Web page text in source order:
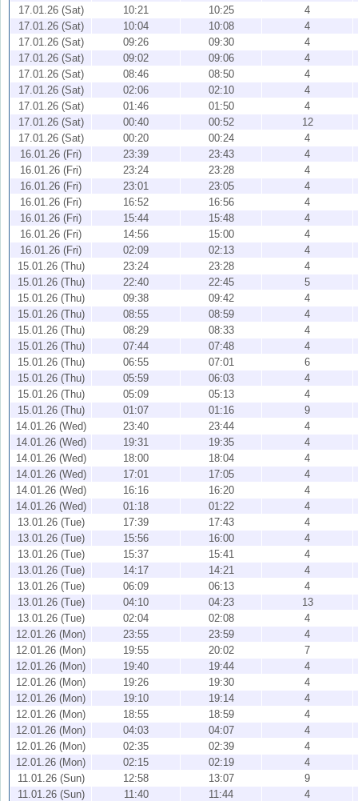
17.01.26 (Sat) 10:21 10:25
4
17.01.26 (Sat)
10:04 10:08
4
17.01.26 (Sat)
09:26 09:30
4
17.01.26 (Sat)
09:02 09:06
4
17.01.26 (Sat)
08:46 08:50
4
17.01.26 (Sat)
02:06 02:10
4
17.01.26 (Sat)
01:46 01:50
4
17.01.26 (Sat)
00:40 00:52
12
17.01.26 (Sat)
00:20 00:24
4
16.01.26 (Fri)
23:39 23:43
4
16.01.26 (Fri)
23:24 23:28
4
16.01.26 (Fri)
23:01 23:05
4
16.01.26 (Fri)
16:52 16:56
4
16.01.26 (Fri)
15:44 15:48
4
16.01.26 (Fri)
14:56 15:00
4
16.01.26 (Fri)
02:09 02:13
4
15.01.26 (Thu)
23:24 23:28
4
15.01.26 (Thu)
22:40 22:45
5
15.01.26 (Thu)
09:38 09:42
4
15.01.26 (Thu)
08:55 08:59
4
15.01.26 (Thu)
08:29 08:33
4
15.01.26 (Thu)
07:44 07:48
4
15.01.26 (Thu)
06:55 07:01
6
15.01.26 (Thu)
05:59 06:03
4
15.01.26 (Thu)
05:09 05:13
4
15.01.26 (Thu)
01:07 01:16
9
14.01.26 (Wed)
23:40 23:44
4
14.01.26 (Wed)
19:31 19:35
4
14.01.26 (Wed)
18:00 18:04
4
14.01.26 (Wed)
17:01 17:05
4
14.01.26 (Wed)
16:16 16:20
4
14.01.26 (Wed)
01:18 01:22
4
13.01.26 (Tue)
17:39 17:43
4
13.01.26 (Tue)
15:56 16:00
4
13.01.26 (Tue)
15:37 15:41
4
13.01.26 (Tue)
14:17 14:21
4
13.01.26 (Tue)
06:09 06:13
4
13.01.26 (Tue)
04:10 04:23
13
13.01.26 (Tue)
02:04 02:08
4
12.01.26 (Mon)
23:55 23:59
4
12.01.26 (Mon)
19:55 20:02
7
12.01.26 (Mon)
19:40 19:44
4
12.01.26 (Mon)
19:26 19:30
4
12.01.26 (Mon)
19:10 19:14
4
12.01.26 (Mon)
18:55 18:59
4
12.01.26 (Mon)
04:03 04:07
4
12.01.26 (Mon)
02:35 02:39
4
12.01.26 (Mon)
02:15 02:19
4
11.01.26 (Sun)
12:58 13:07
9
11.01.26 (Sun)
11:40 11:44
4